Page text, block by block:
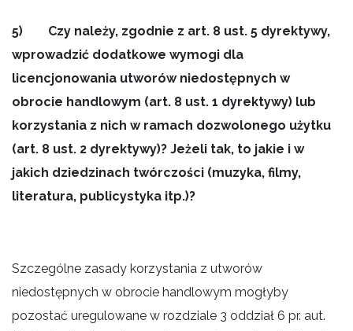
5) Czy należy, zgodnie z art. 8 ust. 5 dyrektywy,
wprowadzić dodatkowe wymogi dla
licencjonowania utworów niedostępnych w
obrocie handlowym (art. 8 ust. 1 dyrektywy) lub
korzystania z nich w ramach dozwolonego użytku
(art. 8 ust. 2 dyrektywy)? Jeżeli tak, to jakie i w
jakich dziedzinach twórczości (muzyka, filmy,
literatura, publicystyka itp.)?
Szczególne zasady korzystania z utworów
niedostępnych w obrocie handlowym mogłyby
pozostać uregulowane w rozdziale 3 oddział 6 pr. aut.